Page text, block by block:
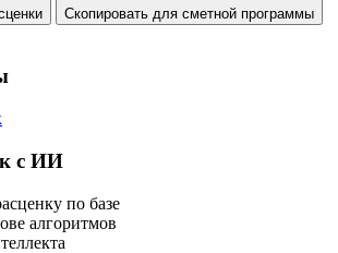
Скопировать для сметной программы
с ИИ
по базе
алгоритмов